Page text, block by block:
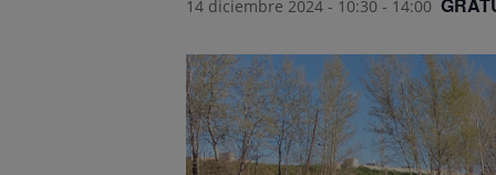
14 diciembre 2024 - 10:30 - 14:00